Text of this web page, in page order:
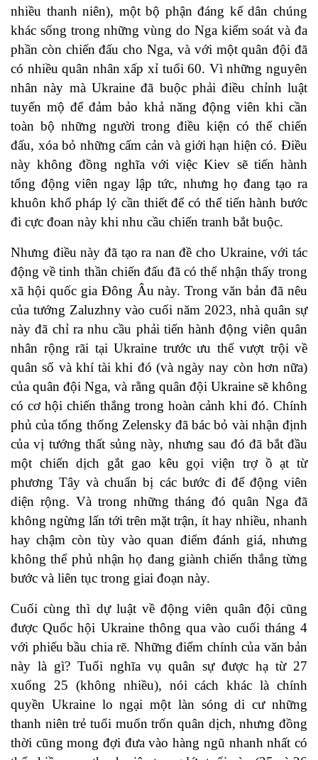
nhiều thanh niên), một bộ phận đáng kể dân chúng
khác sống trong những vùng do Nga kiểm soát và đa
phần còn chiến đấu cho Nga, và với một quân đội đã
có nhiều quân nhân xấp xỉ tuổi 60. Vì những nguyên
nhân này mà Ukraine đã buộc phải điều chỉnh luật
tuyển mộ để đảm bảo khả năng động viên khi cần
toàn bộ những người trong điều kiện có thể chiến
đấu, xóa bỏ những cấm cản và giới hạn hiện có. Điều
này không đồng nghĩa với việc Kiev sẽ tiến hành
tổng động viên ngay lập tức, nhưng họ đang tạo ra
khuôn khổ pháp lý cần thiết để có thể tiến hành bước
đi cực đoan này khi nhu cầu chiến tranh bắt buộc.
Nhưng điều này đã tạo ra nan đề cho Ukraine, với tác
động về tinh thần chiến đấu đã có thể nhận thấy trong
xã hội quốc gia Đông Âu này. Trong văn bản đã nêu
của tướng Zaluzhny vào cuối năm 2023, nhà quân sự
này đã chỉ ra nhu cầu phải tiến hành động viên quân
nhân rộng rãi tại Ukraine trước ưu thế vượt trội về
quân số và khí tài khi đó (và ngày nay còn hơn nữa)
của quân đội Nga, và rằng quân đội Ukraine sẽ không
có cơ hội chiến thắng trong hoàn cảnh khi đó. Chính
phủ của tổng thống Zelensky đã bác bỏ vài nhận định
của vị tướng thất sủng này, nhưng sau đó đã bắt đầu
một chiến dịch gắt gao kêu gọi viện trợ ồ ạt từ
phương Tây và chuẩn bị các bước đi để động viên
diện rộng. Và trong những tháng đó quân Nga đã
không ngừng lấn tới trên mặt trận, ít hay nhiều, nhanh
hay chậm còn tùy vào quan điểm đánh giá, nhưng
không thể phủ nhận họ đang giành chiến thắng từng
bước và liên tục trong giai đoạn này.
Cuối cùng thì dự luật về động viên quân đội cũng
được Quốc hội Ukraine thông qua vào cuối tháng 4
với phiếu bầu chia rẽ. Những điểm chính của văn bản
này là gì? Tuổi nghĩa vụ quân sự được hạ từ 27
xuống 25 (không nhiều), nói cách khác là chính
quyền Ukraine lo ngại một làn sóng di cư những
thanh niên trẻ tuổi muốn trốn quân dịch, nhưng đồng
thời cũng mong đợi đưa vào hàng ngũ nhanh nhất có